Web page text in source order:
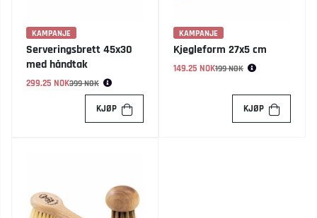
KAMPANJE
Serveringsbrett 45x30
med håndtak
299.25 NOK
Vanlig pris:399 NOK
KJØP
KAMPANJE
Kjegleform 27x5 cm
149.25 NOK
Vanlig pris:199 NOK
KJØP